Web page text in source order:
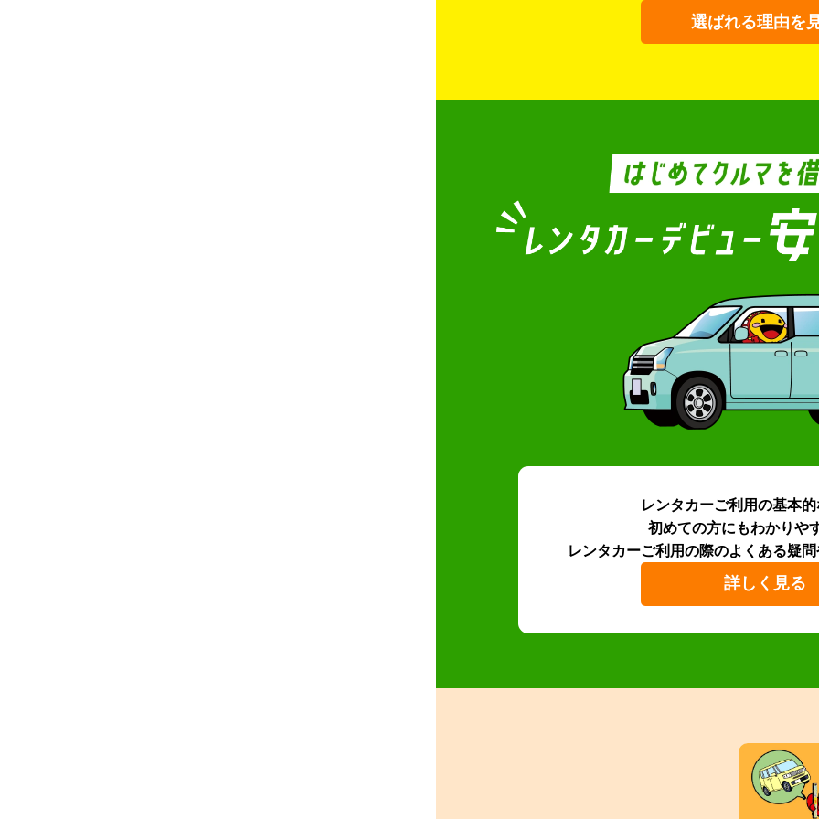
選ばれる理由を
レンタカーご利用の基本
初めての方にもわかりや
レンタカーご利用の際のよくある疑問
詳しく見る